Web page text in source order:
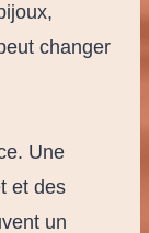
changer
Une
et des
un